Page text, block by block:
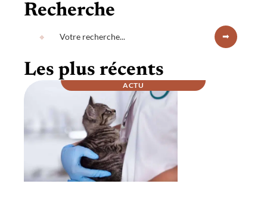
Recherche
Les plus récents
ACTU